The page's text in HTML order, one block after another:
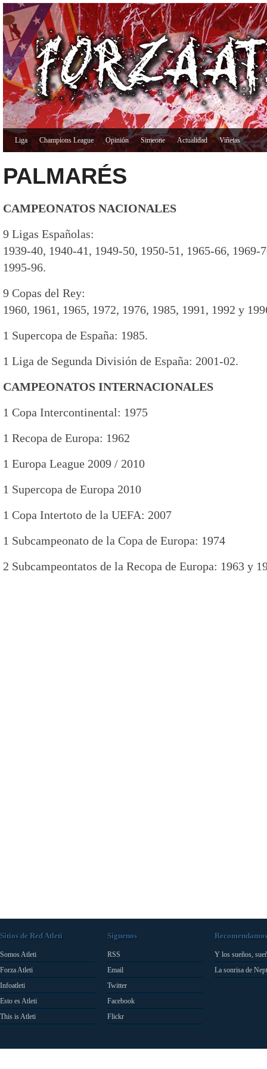
Liga Champions League Opinión Simeone Actualidad Viñetas
PALMARÉS
CAMPEONATOS NACIONALES
9 Ligas Españolas:
1939-40, 1940-41, 1949-50, 1950-51, 1965-66, 1969-
1995-96.
9 Copas del Rey:
1960, 1961, 1965, 1972, 1976, 1985, 1991, 1992 y
1 Supercopa de España: 1985.
1 Liga de Segunda División de España: 2001-02.
CAMPEONATOS INTERNACIONALES
1 Copa Intercontinental: 1975
1 Recopa de Europa: 1962
1 Europa League 2009 / 2010
1 Supercopa de Europa 2010
1 Copa Intertoto de la UEFA: 2007
1 Subcampeonato de la Copa de Europa: 1974
2 Subcampeontatos de la Recopa de Europa: 1963 y
Sitios de Red Atleti
Somos Atleti
Forza Atleti
Infoatleti
Esto es Atleti
This is Atleti
Síguenos
RSS
Email
Twitter
Facebook
Flickr
Recomendamos
Y los sueños,
La sonrisa de